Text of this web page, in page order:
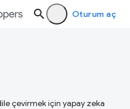
Oturum aç
çevirmek için yapay zeka